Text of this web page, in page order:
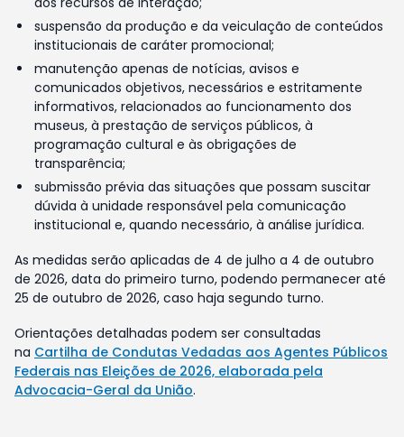
suspensão da produção e da veiculação de conteúdos
institucionais de caráter promocional;
manutenção apenas de notícias, avisos e
comunicados objetivos, necessários e estritamente
informativos, relacionados ao funcionamento dos
museus, à prestação de serviços públicos, à
programação cultural e às obrigações de
transparência;
submissão prévia das situações que possam suscitar
dúvida à unidade responsável pela comunicação
institucional e, quando necessário, à análise jurídica.
As medidas serão aplicadas de 4 de julho a 4 de outubro
de 2026, data do primeiro turno, podendo permanecer até
25 de outubro de 2026, caso haja segundo turno.
Orientações detalhadas podem ser consultadas
na Cartilha de Condutas Vedadas aos Agentes Públicos
Federais nas Eleições de 2026, elaborada pela
Advocacia-Geral da União.